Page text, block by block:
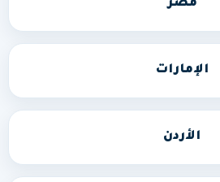
مصر
الإمارات
الأردن